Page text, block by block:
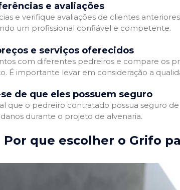
e avaliações
e verifique avaliações de clientes
um profissional confiável e competente.
e serviços oferecidos
com diferentes pedreiros e compare os
É importante levar em consideração a
de que eles possuem seguro
que o pedreiro contratado possua seguro
durante o projeto de alvenaria.
Por que escolher o Grifo